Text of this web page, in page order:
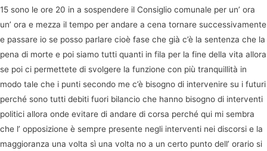
15 sono le ore 20 in a sospendere il Consiglio comunale per un’ ora
un’ ora e mezza il tempo per andare a cena tornare successivamente
e passare io se posso parlare cioè fase che già c’è la sentenza che la
pena di morte e poi siamo tutti quanti in fila per la fine della vita allora
se poi ci permettete di svolgere la funzione con più tranquillità in
modo tale che i punti secondo me c’è bisogno di intervenire su i futuri
perché sono tutti debiti fuori bilancio che hanno bisogno di interventi
politici allora onde evitare di andare di corsa perché qui mi sembra
che l’ opposizione è sempre presente negli interventi nei discorsi e la
maggioranza una volta sì una volta no a un certo punto dell’ orario si